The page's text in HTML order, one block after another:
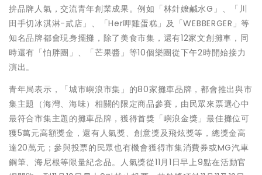
拚品牌人氣，交流青年創業成果。例如「林針嬤鹹水G」、「川
田手切冰淇淋-貳店」、「Her呷雞蛋糕」及「WEBBERGER」等
知名品牌都會現身擺攤，除了美食市集，還有12家文創攤車，同
時還有「怕胖團」、「芒果醬」等10個樂團從下午2時開始接力
演出。
青年局表示，「城市嶼浪市集」的80家攤車品牌，都會推出與市
集主題（海灣、海味）相關的限定商品參賽，由民眾來票選心中
最符合市集主題的攤車品牌，獲得首獎「嶼浪金獎」最佳攤位可
獲5萬元高額獎金，還有人氣獎、創意獎及飛炫獎等，總獎金高
達20萬元；參與投票的民眾也有機會獲得市集消費券或MG汽車
鋼筆、海尼根等限量紀念品。人氣獎從11月1日早上9點在活動官